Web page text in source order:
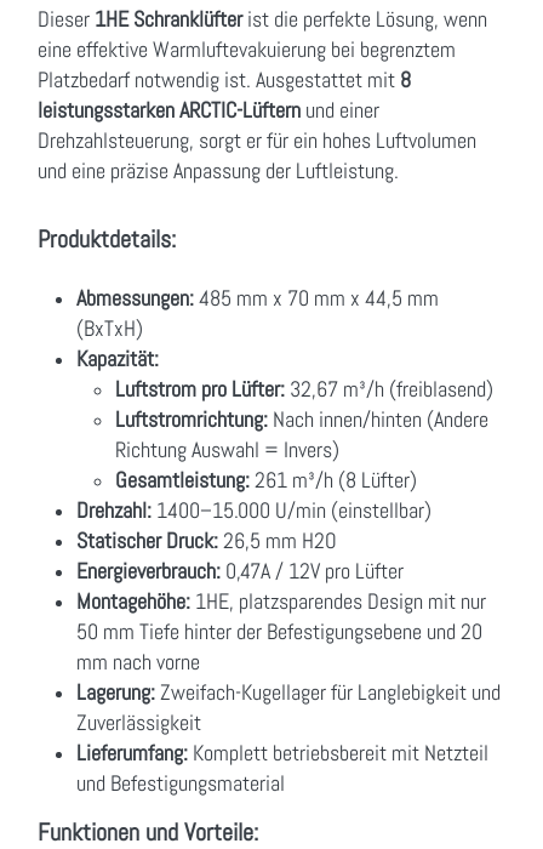
Dieser 1HE Schranklüfterist die perfekte Lösung, wenn
eine effektive Warmluftevakuierung bei begrenztem
Platzbedarf notwendig ist. Ausgestattet mit 8
leistungsstarken ARCTIC-Lüftern und einer
Drehzahlsteuerung, sorgt er für ein hohes Luftvolumen
und eine präzise Anpassung der Luftleistung.
Produktdetails:
Abmessungen:485 mm x 70 mm x 44,5 mm
(BxTxH)
Kapazität:
Luftstrom pro Lüfter: 32,67 m³/h (freiblasend)
Luftstromrichtung: Nach innen/hinten (Andere
Richtung Auswahl = Invers)
Gesamtleistung:261 m³/h (8 Lüfter)
Drehzahl: 1400–15.000 U/min (einstellbar)
Statischer Druck:26,5 mm H2O
Energieverbrauch: 0,47A / 12V pro Lüfter
Montagehöhe: 1HE, platzsparendes Design mit nur
50 mm Tiefe hinter der Befestigungsebene und 20
mm nach vorne
Lagerung:Zweifach-Kugellager für Langlebigkeit und
Zuverlässigkeit
Lieferumfang: Komplett betriebsbereit mit Netzteil
und Befestigungsmaterial
Funktionen und Vorteile: